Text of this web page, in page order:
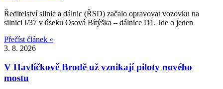
Ředitelství silnic a dálnic (ŘSD) začalo opravovat vozovku na
silnici I/37 v úseku Osová Bítýška – dálnice D1. Jde o jeden
Přečíst článek »
3. 8. 2026
V Havlíčkově Brodě už vznikají piloty nového
mostu